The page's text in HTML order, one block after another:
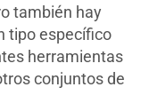
también hay
tipo específico
herramientas
conjuntos de